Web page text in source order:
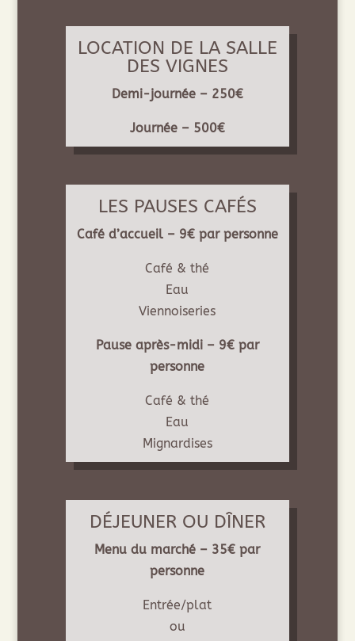
LOCATION DE LA SALLE
DES VIGNES
Demi-journée – 250€
Journée – 500€
LES PAUSES CAFÉS
Café d’accueil – 9€ par personne
Café & thé
Eau
Viennoiseries
Pause après-midi – 9€ par
personne
Café & thé
Eau
Mignardises
DÉJEUNER OU DÎNER
Menu du marché – 35€ par
personne
Entrée/plat
ou